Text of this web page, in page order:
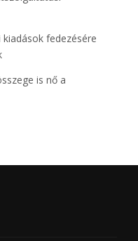
fedezésére
is nő a